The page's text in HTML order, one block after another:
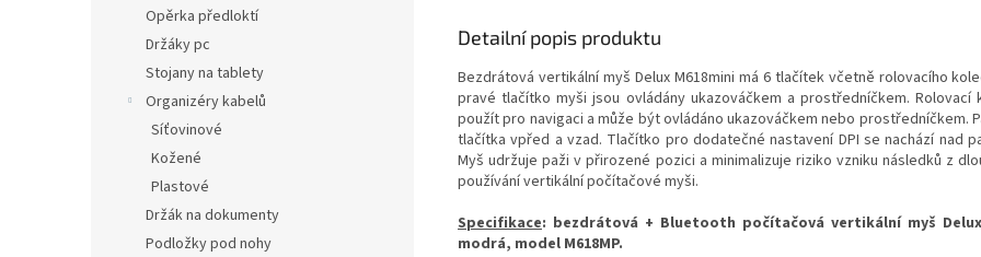
Opěrka předloktí
Držáky pc
Stojany na tablety
Organizéry kabelů
Síťovinové
Kožené
Plastové
Držák na dokumenty
Podložky pod nohy
Detailní popis produktu
Bezdrátová vertikální myš Delux M618mini má 6 tlačítek včetně rolovacího
pravé tlačítko myši jsou ovládány ukazováčkem a prostředníčkem. Rolovací
použít pro navigaci a může být ovládáno ukazováčkem nebo prostředníčkem.
tlačítka vpřed a vzad. Tlačítko pro dodatečné nastavení DPI se nachází nad
Myš udržuje paži v přirozené pozici a minimalizuje riziko vzniku následků z
používání vertikální počítačové myši.
Specifikace: bezdrátová + Bluetooth počítačová vertikální myš Delux
modrá, model M618MP.